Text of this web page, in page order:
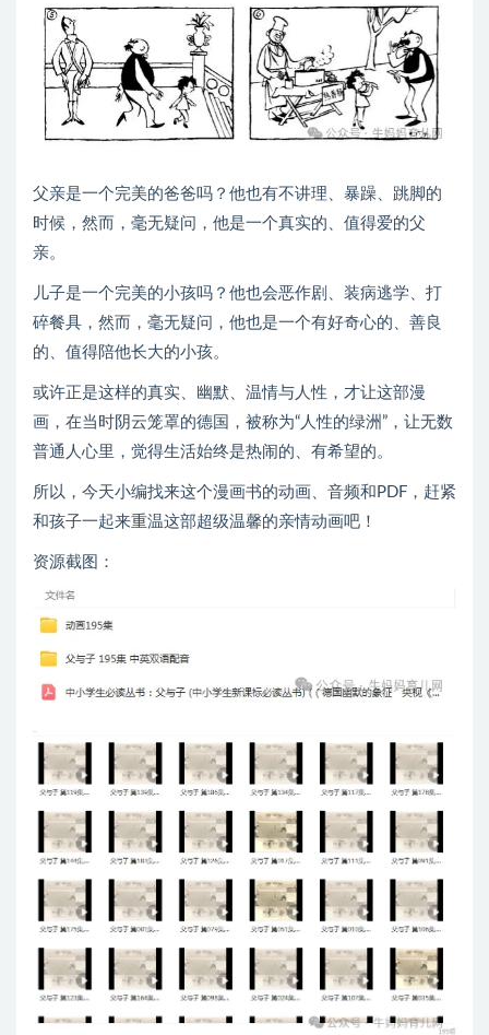
父亲是一个完美的爸爸吗？他也有不讲理、暴躁、跳脚的
时候，然而，毫无疑问，他是一个真实的、值得爱的父
亲。
儿子是一个完美的小孩吗？他也会恶作剧、装病逃学、打
碎餐具，然而，毫无疑问，他也是一个有好奇心的、善良
的、值得陪他长大的小孩。
或许正是这样的真实、幽默、温情与人性，才让这部漫
画，在当时阴云笼罩的德国，被称为“人性的绿洲”，让无数
普通人心里，觉得生活始终是热闹的、有希望的。
所以，今天小编找来这个漫画书的动画、音频和PDF，赶紧
和孩子一起来重温这部超级温馨的亲情动画吧！
资源截图：